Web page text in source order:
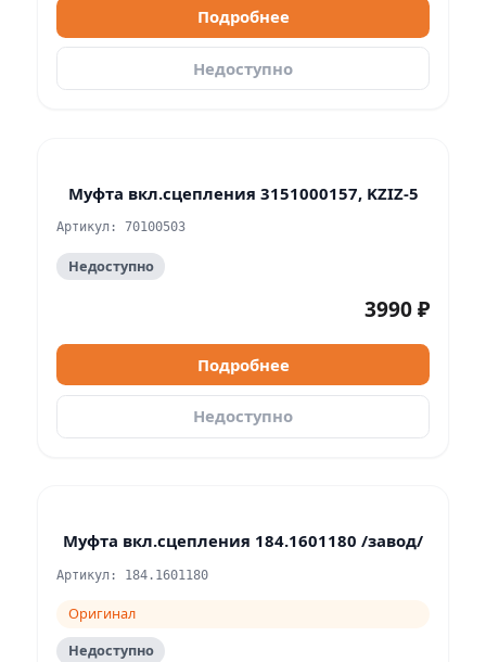
Подробнее
Недоступно
Муфта вкл.сцепления 3151000157, KZIZ-5
Артикул: 70100503
Недоступно
3990 ₽
Подробнее
Недоступно
Муфта вкл.сцепления 184.1601180 /завод/
Артикул: 184.1601180
Оригинал
Недоступно